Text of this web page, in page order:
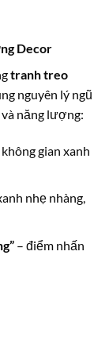
Decor
tranh treo
nguyên lý ngũ
năng lượng:
gian xanh
nhẹ nhàng,
– điểm nhấn